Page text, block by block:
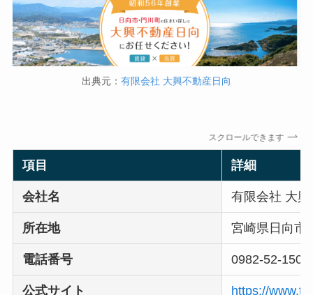
出典元： 有限会社 大興不動産日向
スクロールできます
項目 詳細
会社名 有限会社 大
所在地 宮崎県日向市
電話番号 0982-52-1500
公式サイト https://